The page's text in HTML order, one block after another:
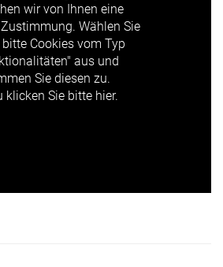
wir von Ihnen eine
Wählen Sie
Cookies vom Typ
aus und
Sie diesen zu.
klicken Sie bitte hier.